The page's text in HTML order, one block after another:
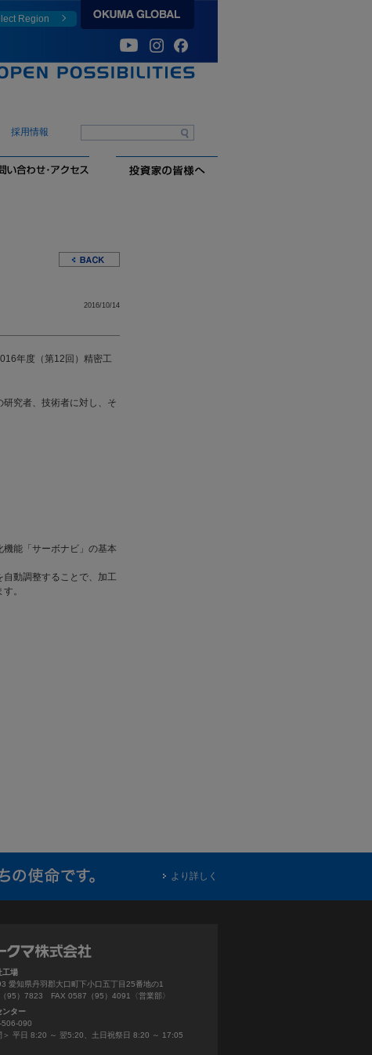
Region
採用情報
2016/10/14
年度（第12回）精密工
究者、技術者に対し、そ
能「サーボナビ」の基本
自動調整することで、加工
。
より詳しく
工場
愛知県丹羽郡大口町下小口五丁目25番地の1
95）7823 FAX 0587（95）4091〈営業部〉
ンター
090
＞ 平日 8:20 ～ 翌5:20、土日祝祭日 8:20 ～ 17:05